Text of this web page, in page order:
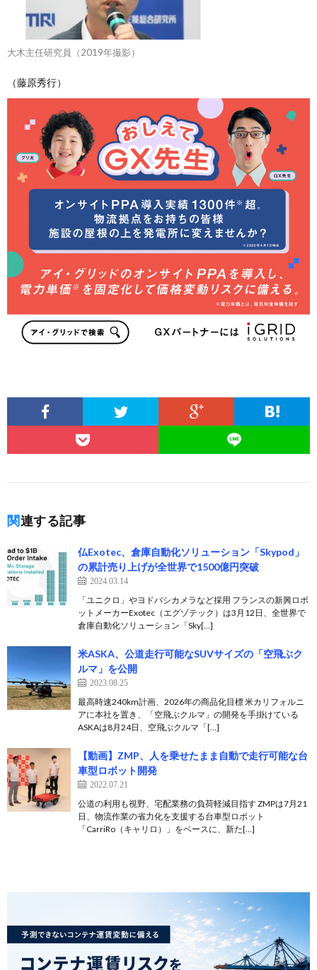
大木主任研究員（2019年撮影）
（藤原秀行）
関連する記事
仏Exotec、倉庫自動化ソリューション「Skypod」
の累計売り上げが全世界で1500億円突破
2024.03.14
「ユニクロ」やヨドバシカメラなど採用 フランスの新興ロボ
ットメーカーExotec（エグゾテック）は3月12日、全世界で
倉庫自動化ソリューション「Sky[…]
米ASKA、公道走行可能なSUVサイズの「空飛ぶク
ルマ」を公開
2023.08.25
最高時速240km計画、2026年の商品化目標 米カリフォルニ
アに本社を置き、「空飛ぶクルマ」の開発を手掛けている
ASKAは8月24日、空飛ぶクルマ「[…]
【動画】ZMP、人を乗せたまま自動で走行可能な台
車型ロボット開発
2022.07.21
公道の利用も視野、宅配業務の負荷軽減目指す ZMPは7月21
日、物流作業の省力化を支援する台車型ロボット
「CarriRo（キャリロ）」をベースに、新た[…]